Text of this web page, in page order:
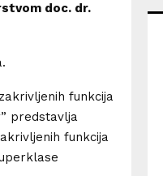
doc. dr.
funkcija
predstavlja
funkcija